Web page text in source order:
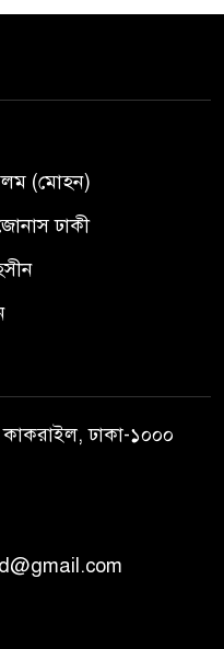
(মোহন)
ঢাকী
ঢাকা-১০০০